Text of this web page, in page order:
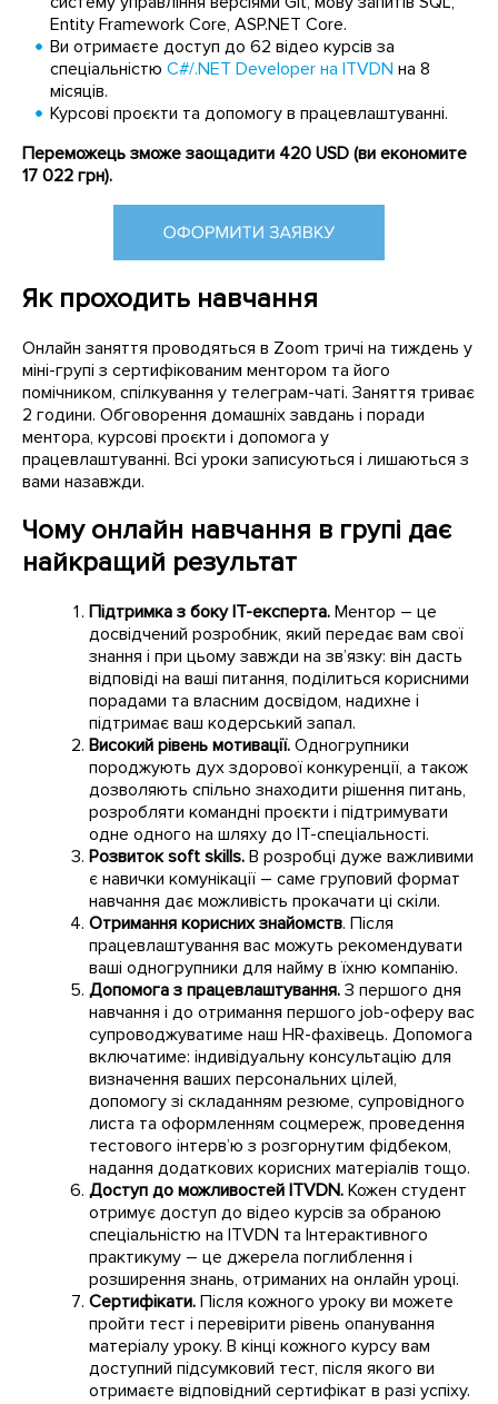
Entity Framework Core, ASP.NET Core.
Ви отримаєте доступ до 62 відео курсів за
спеціальністю C#/.NET Developer на ITVDN на 8
місяців.
Курсові проєкти та допомогу в працевлаштуванні.
Переможець зможе заощадити 420 USD (ви економите
17 022 грн).
Як проходить навчання
Онлайн заняття проводяться в Zoom тричі на тиждень у
міні-групі з сертифікованим ментором та його
помічником, спілкування у телеграм-чаті. Заняття триває
2 години. Обговорення домашніх завдань і поради
ментора, курсові проєкти і допомога у
працевлаштуванні. Всі уроки записуються і лишаються з
вами назавжди.
Чому онлайн навчання в групі дає
найкращий результат
Підтримка з боку ІТ-експерта. Ментор – це
досвідчений розробник, який передає вам свої
знання і при цьому завжди на зв’язку: він дасть
відповіді на ваші питання, поділиться корисними
порадами та власним досвідом, надихне і
підтримає ваш кодерський запал.
Високий рівень мотивації. Одногрупники
породжують дух здорової конкуренції, а також
дозволяють спільно знаходити рішення питань,
розробляти командні проєкти і підтримувати
одне одного на шляху до ІТ-спеціальності.
Розвиток soft skills. В розробці дуже важливими
є навички комунікації – саме груповий формат
навчання дає можливість прокачати ці скіли.
Отримання корисних знайомств. Після
працевлаштування вас можуть рекомендувати
ваші одногрупники для найму в їхню компанію.
Допомога з працевлаштування. З першого дня
навчання і до отримання першого job-оферу вас
супроводжуватиме наш HR-фахівець. Допомога
включатиме: індивідуальну консультацію для
визначення ваших персональних цілей,
допомогу зі складанням резюме, супровідного
листа та оформленням соцмереж, проведення
тестового інтерв’ю з розгорнутим фідбеком,
надання додаткових корисних матеріалів тощо.
Доступ до можливостей ITVDN. Кожен студент
отримує доступ до відео курсів за обраною
спеціальністю на ITVDN та Інтерактивного
практикуму – це джерела поглиблення і
розширення знань, отриманих на онлайн уроці.
Сертифікати. Після кожного уроку ви можете
пройти тест і перевірити рівень опанування
матеріалу уроку. В кінці кожного курсу вам
доступний підсумковий тест, після якого ви
отримаєте відповідний сертифікат в разі успіху.